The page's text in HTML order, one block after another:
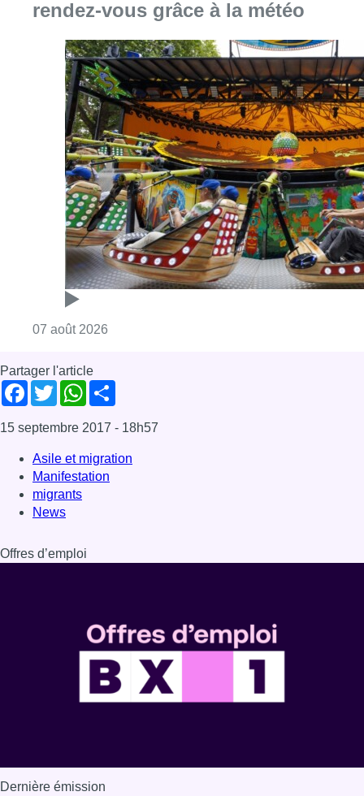
rendez-vous grâce à la météo
07 août 2026
Partager l'article
Facebook
TwitterWhatsApp
15 septembre 2017 - 18h57
Asile et migration
Manifestation
migrants
News
Offres d’emploi
Dernière émission